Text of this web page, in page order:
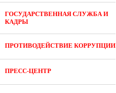
ГОСУДАРСТВЕННАЯ СЛУЖБА И
КАДРЫ
ПРОТИВОДЕЙСТВИЕ КОРРУПЦИИ
ПРЕСС-ЦЕНТР